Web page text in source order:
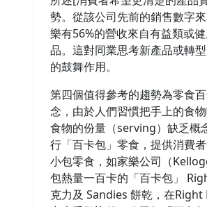
勢。從該公司先前的銷售數字
樂有56%的營收來自有益類或
品。這對同業思考新產品或轉
的鼓舞作用。
第四個值得參考的趨勢為零食
念，由於人們習慣把手上的食
食物的份量（serving）缺乏概
行「百卡包」零食，提供消費
小包零食，如家樂公司（
包熱量一百卡的「百卡包」
克力及 Sandies 餅乾，在Right